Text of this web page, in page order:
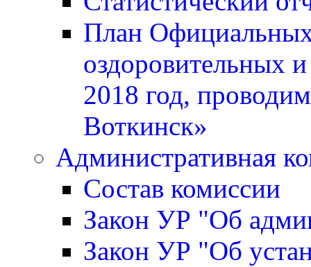
План
оздоровительных
2018 год,
Воткинск»
Административная
Состав комиссии
Закон УР "Об
Закон УР "Об